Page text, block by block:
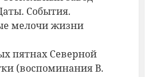
События.
мелочи жизни
пятнах Северной
(воспоминания В.